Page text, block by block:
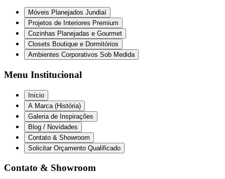
Móveis Planejados Jundiaí
Projetos de Interiores Premium
Cozinhas Planejadas e Gourmet
Closets Boutique e Dormitórios
Ambientes Corporativos Sob Medida
Menu Institucional
Início
A Marca (História)
Galeria de Inspirações
Blog / Novidades
Contato & Showroom
Solicitar Orçamento Qualificado
Contato & Showroom